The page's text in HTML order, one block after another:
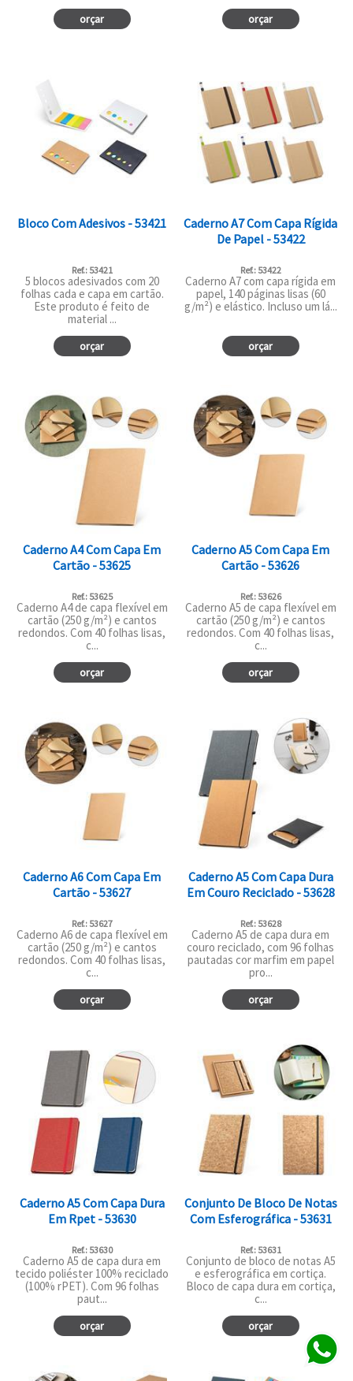
orçar orçar
Bloco Com Adesivos - 53421
Ref.: 53421
5 blocos adesivados com 20
folhas cada e capa em cartão.
Este produto é feito de
material ...
orçar
Caderno A7 Com Capa Rígida
De Papel - 53422
Ref.: 53422
Caderno A7 com capa rígida em
papel, 140 páginas lisas (60
g/m²) e elástico. Incluso um lá...
orçar
Caderno A4 Com Capa Em
Cartão - 53625
Ref.: 53625
Caderno A4 de capa flexível em
cartão (250 g/m²) e cantos
redondos. Com 40 folhas lisas,
c...
orçar
Caderno A5 Com Capa Em
Cartão - 53626
Ref.: 53626
Caderno A5 de capa flexível em
cartão (250 g/m²) e cantos
redondos. Com 40 folhas lisas,
c...
orçar
Caderno A6 Com Capa Em
Cartão - 53627
Ref.: 53627
Caderno A6 de capa flexível em
cartão (250 g/m²) e cantos
redondos. Com 40 folhas lisas,
c...
orçar
Caderno A5 Com Capa Dura
Em Couro Reciclado - 53628
Ref.: 53628
Caderno A5 de capa dura em
couro reciclado, com 96 folhas
pautadas cor marfim em papel
pro...
orçar
Caderno A5 Com Capa Dura
Em Rpet - 53630
Ref.: 53630
Caderno A5 de capa dura em
tecido poliéster 100% reciclado
(100% rPET). Com 96 folhas
paut...
orçar
Conjunto De Bloco De Notas
Com Esferográfica - 53631
Ref.: 53631
Conjunto de bloco de notas A5
e esferográfica em cortiça.
Bloco de capa dura em cortiça,
c...
orçar